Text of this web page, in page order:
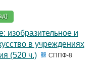
изобразительное и
в учреждениях
(520 ч.)
СППФ-8